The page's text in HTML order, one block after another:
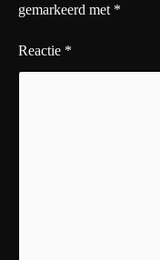
gemarkeerd met *
Reactie *